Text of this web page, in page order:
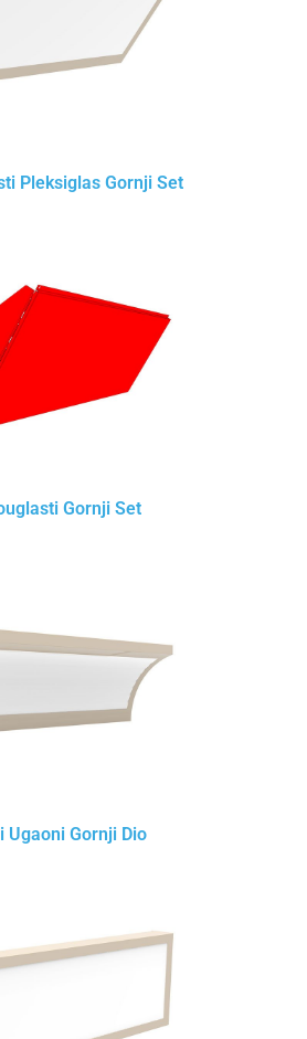
Pleksiglas Gornji Set
Gornji Set
Ugaoni Gornji Dio